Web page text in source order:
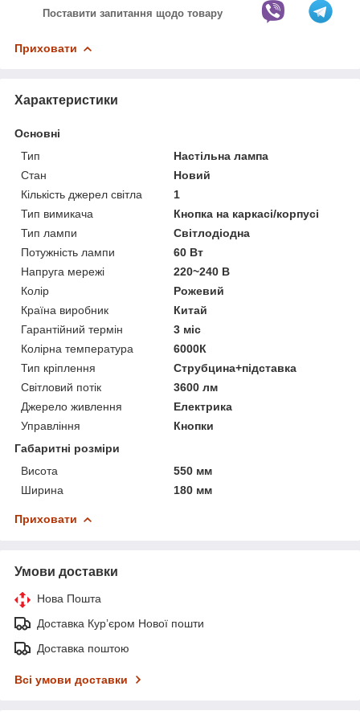
Поставити запитання щодо товару
Приховати
Характеристики
Основні
Тип
Настільна лампа
Стан
Новий
Кількість джерел світла
1
Тип вимикача
Кнопка на каркасі/корпусі
Тип лампи
Світлодіодна
Потужність лампи
60 Вт
Напруга мережі
220~240 В
Колір
Рожевий
Країна виробник
Китай
Гарантійний термін
3 міс
Колірна температура
6000К
Тип кріплення
Струбцина+підставка
Світловий потік
3600 лм
Джерело живлення
Електрика
Управління
Кнопки
Габаритні розміри
Висота
550 мм
Ширина
180 мм
Приховати
Умови доставки
Нова Пошта
Доставка Курʼєром Нової пошти
Доставка поштою
Всі умови доставки